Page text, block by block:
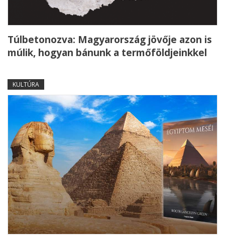
Túlbetonozva: Magyarország jövője azon is
múlik, hogyan bánunk a termőföldjeinkkel
KULTÚRA